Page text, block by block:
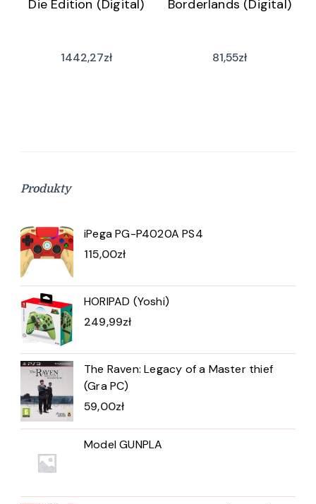
Die Edition (Digital)
1442,27zł
Borderlands (Digital)
81,55zł
Produkty
iPega PG-P4020A PS4
115,00zł
HORIPAD (Yoshi)
249,99zł
The Raven: Legacy of a Master thief
(Gra PC)
59,00zł
Model GUNPLA